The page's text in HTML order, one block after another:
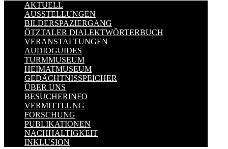
AKTUELL
AUSSTELLUNGEN
BILDERSPAZIERGANG
ÖTZTALER DIALEKTWÖRTERBUCH
VERANSTALTUNGEN
AUDIOGUIDES
TURMMUSEUM
HEIMATMUSEUM
GEDÄCHTNISSPEICHER
ÜBER UNS
BESUCHERINFO
VERMITTLUNG
FORSCHUNG
PUBLIKATIONEN
NACHHALTIGKEIT
INKLUSION